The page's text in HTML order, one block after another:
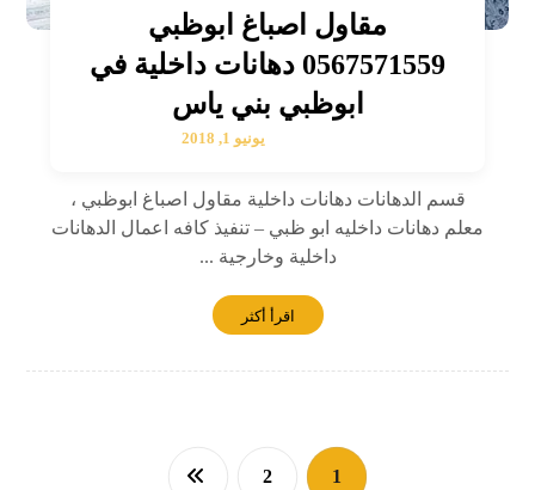
مقاول اصباغ ابوظبي
0567571559 دهانات داخلية في
ابوظبي بني ياس
يونيو 1, 2018
قسم الدهانات دهانات داخلية مقاول اصباغ ابوظبي ،
معلم دهانات داخليه ابو ظبي – تنفيذ كافه اعمال الدهانات
داخلية وخارجية ...
اقرأ أكثر
1
2